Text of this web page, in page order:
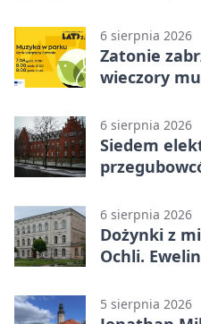
6 sierpnia 2026
Zatonie
wieczory
6 sierpnia 2026
Siedem
6 sierpnia 2026
Dożynki z
Ochli.
5 sierpnia 2026